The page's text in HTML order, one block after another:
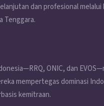
dan profesional melalui
Tenggara.
ONIC, dan
mempertegas dominasi
kemitraan.